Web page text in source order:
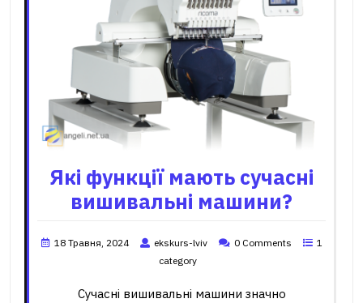
Які функції мають сучасні
вишивальні машини?
18 Травня, 2024 ekskurs-lviv 0 Comments
1
category
Сучасні вишивальні машини значно